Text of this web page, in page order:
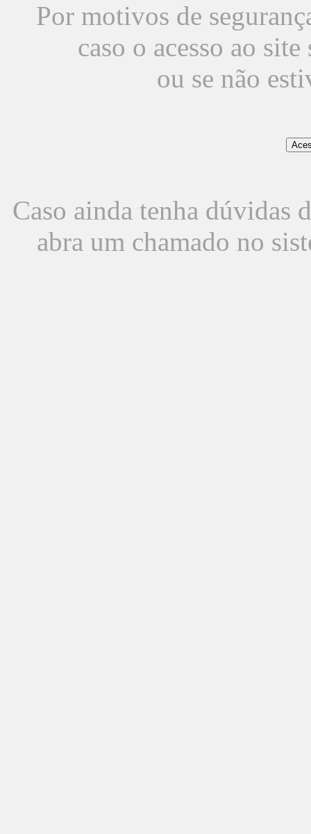
Por motivos de
caso o acesso ao
ou se não
Caso ainda tenha dúvidas
abra um chamado no